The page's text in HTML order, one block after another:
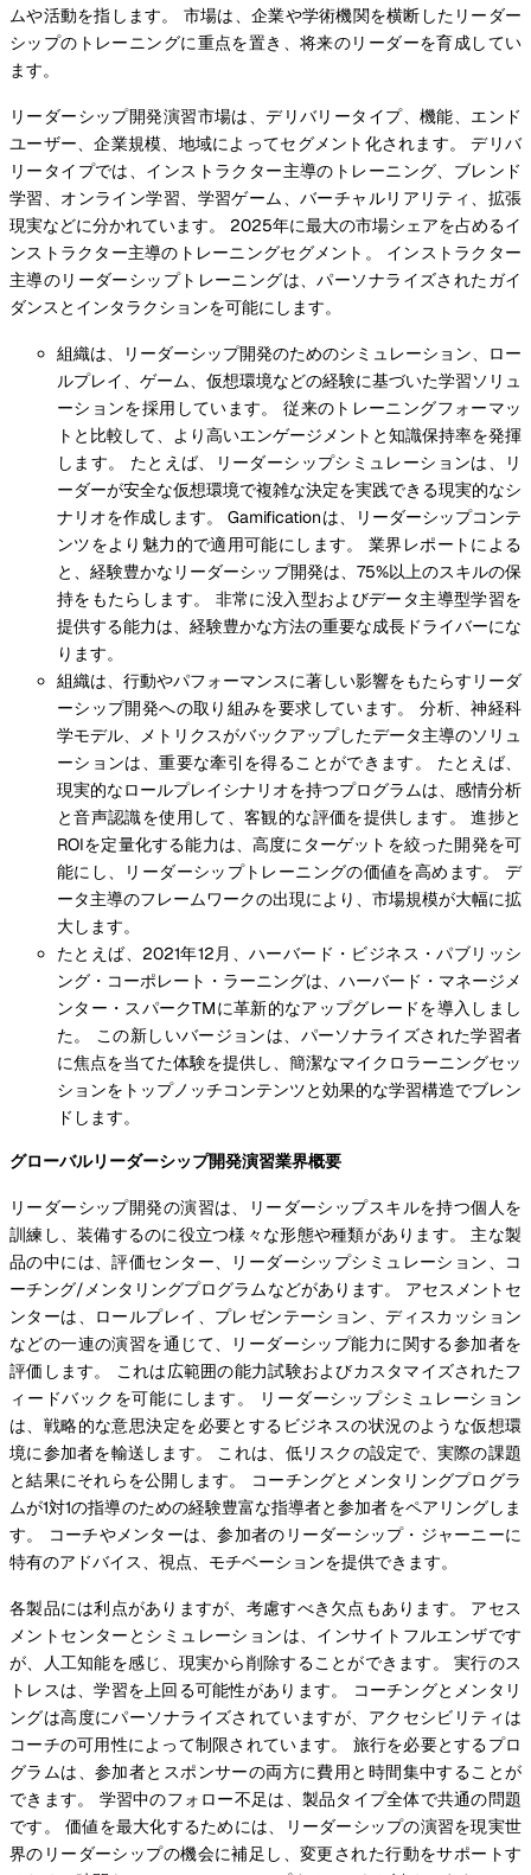
ムや活動を指します。 市場は、企業や学術機関を横断したリーダー
シップのトレーニングに重点を置き、将来のリーダーを育成してい
ます。
リーダーシップ開発演習市場は、デリバリータイプ、機能、エンド
ユーザー、企業規模、地域によってセグメント化されます。 デリバ
リータイプでは、インストラクター主導のトレーニング、ブレンド
学習、オンライン学習、学習ゲーム、バーチャルリアリティ、拡張
現実などに分かれています。 2025年に最大の市場シェアを占めるイ
ンストラクター主導のトレーニングセグメント。 インストラクター
主導のリーダーシップトレーニングは、パーソナライズされたガイ
ダンスとインタラクションを可能にします。
組織は、リーダーシップ開発のためのシミュレーション、ロー
ルプレイ、ゲーム、仮想環境などの経験に基づいた学習ソリュ
ーションを採用しています。 従来のトレーニングフォーマッ
トと比較して、より高いエンゲージメントと知識保持率を発揮
します。 たとえば、リーダーシップシミュレーションは、リ
ーダーが安全な仮想環境で複雑な決定を実践できる現実的なシ
ナリオを作成します。 Gamificationは、リーダーシップコンテ
ンツをより魅力的で適用可能にします。 業界レポートによる
と、経験豊かなリーダーシップ開発は、75%以上のスキルの保
持をもたらします。 非常に没入型およびデータ主導型学習を
提供する能力は、経験豊かな方法の重要な成長ドライバーにな
ります。
組織は、行動やパフォーマンスに著しい影響をもたらすリーダ
ーシップ開発への取り組みを要求しています。 分析、神経科
学モデル、メトリクスがバックアップしたデータ主導のソリュ
ーションは、重要な牽引を得ることができます。 たとえば、
現実的なロールプレイシナリオを持つプログラムは、感情分析
と音声認識を使用して、客観的な評価を提供します。 進捗と
ROIを定量化する能力は、高度にターゲットを絞った開発を可
能にし、リーダーシップトレーニングの価値を高めます。 デ
ータ主導のフレームワークの出現により、市場規模が大幅に拡
大します。
たとえば、2021年12月、ハーバード・ビジネス・パブリッシ
ング・コーポレート・ラーニングは、ハーバード・マネージメ
ンター・スパークTMに革新的なアップグレードを導入しまし
た。 この新しいバージョンは、パーソナライズされた学習者
に焦点を当てた体験を提供し、簡潔なマイクロラーニングセッ
ションをトップノッチコンテンツと効果的な学習構造でブレン
ドします。
グローバルリーダーシップ開発演習業界概要
リーダーシップ開発の演習は、リーダーシップスキルを持つ個人を
訓練し、装備するのに役立つ様々な形態や種類があります。 主な製
品の中には、評価センター、リーダーシップシミュレーション、コ
ーチング/メンタリングプログラムなどがあります。 アセスメントセ
ンターは、ロールプレイ、プレゼンテーション、ディスカッション
などの一連の演習を通じて、リーダーシップ能力に関する参加者を
評価します。 これは広範囲の能力試験およびカスタマイズされたフ
ィードバックを可能にします。 リーダーシップシミュレーション
は、戦略的な意思決定を必要とするビジネスの状況のような仮想環
境に参加者を輸送します。 これは、低リスクの設定で、実際の課題
と結果にそれらを公開します。 コーチングとメンタリングプログラ
ムが1対1の指導のための経験豊富な指導者と参加者をペアリングしま
す。 コーチやメンターは、参加者のリーダーシップ・ジャーニーに
特有のアドバイス、視点、モチベーションを提供できます。
各製品には利点がありますが、考慮すべき欠点もあります。 アセス
メントセンターとシミュレーションは、インサイトフルエンザです
が、人工知能を感じ、現実から削除することができます。 実行のス
トレスは、学習を上回る可能性があります。 コーチングとメンタリ
ングは高度にパーソナライズされていますが、アクセシビリティは
コーチの可用性によって制限されています。 旅行を必要とするプロ
グラムは、参加者とスポンサーの両方に費用と時間集中することが
できます。 学習中のフォロー不足は、製品タイプ全体で共通の問題
です。 価値を最大化するためには、リーダーシップの演習を現実世
界のリーダーシップの機会に補足し、変更された行動をサポートす